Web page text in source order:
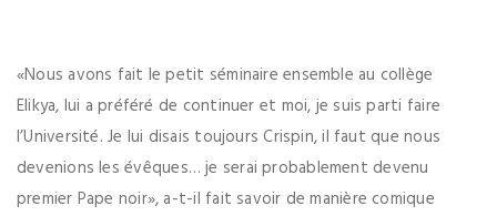
«Nous avons fait le petit séminaire ensemble au collège
Elikya, lui a préféré de continuer et moi, je suis parti faire
l’Université. Je lui disais toujours Crispin, il faut que nous
devenions les évêques… je serai probablement devenu
premier Pape noir», a-t-il fait savoir de manière comique